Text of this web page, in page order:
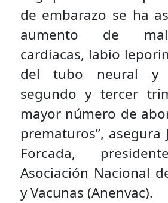
de embarazo se ha
aumento de
cardiacas, labio
del tubo neural y
segundo y tercer
mayor número de
prematuros”, asegura
Forcada,
Asociación Nacional
y Vacunas (Anenvac).